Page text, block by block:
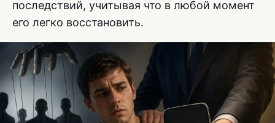
последствий, учитывая что в любой момент
его легко восстановить.